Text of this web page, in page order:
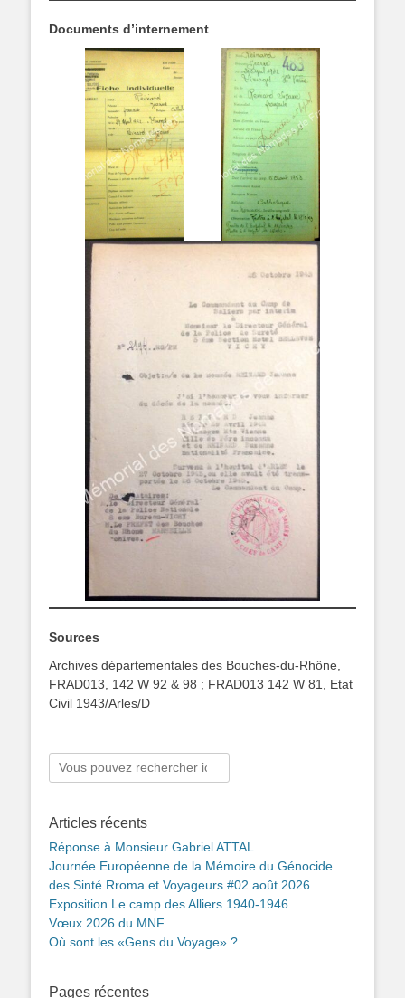
Documents d’internement
Sources
Archives départementales des Bouches-du-Rhône,
FRAD013, 142 W 92 & 98 ; FRAD013 142 W 81, Etat
Civil 1943/Arles/D
Rechercher :
Articles récents
Réponse à Monsieur Gabriel ATTAL
Journée Européenne de la Mémoire du Génocide
des Sinté Rroma et Voyageurs #02 août 2026
Exposition Le camp des Alliers 1940-1946
Vœux 2026 du MNF
Où sont les «Gens du Voyage» ?
Pages récentes